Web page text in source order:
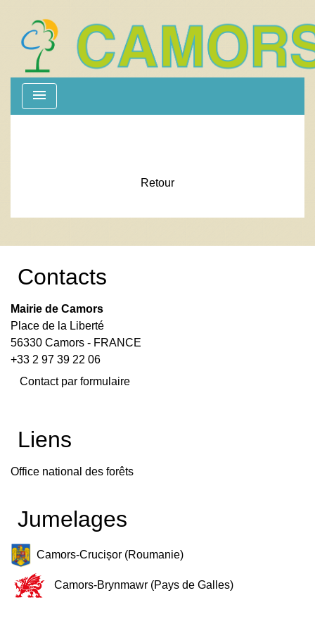
menu
Retour
Contacts
Mairie de Camors
Place de la Liberté
56330 Camors - FRANCE
+33 2 97 39 22 06
Contact par formulaire
Liens
Office national des forêts
Jumelages
Camors-Crucișor (Roumanie)
Camors-Brynmawr (Pays de Galles)